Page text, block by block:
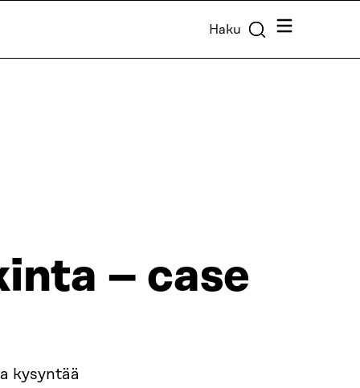
Haku Valikko
– case
kysyntää